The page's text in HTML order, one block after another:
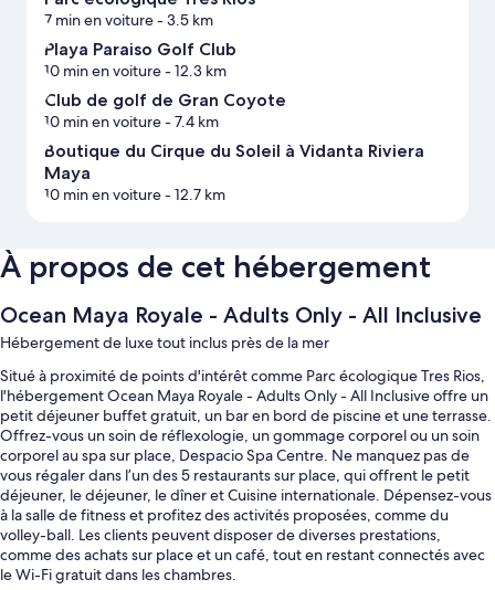
7 min en voiture- 3.5 km
Playa Paraiso Golf Club
10 min en voiture- 12.3 km
Club de golf de Gran Coyote
10 min en voiture- 7.4 km
Boutique du Cirque du Soleil à Vidanta Riviera
Maya
10 min en voiture- 12.7 km
À propos de cet hébergement
Ocean Maya Royale - Adults Only - All Inclusive
Hébergement de luxe tout inclus près de la mer
Situé à proximité de points d'intérêt comme Parc écologique Tres Rios,
l'hébergement Ocean Maya Royale - Adults Only - All Inclusive offre un
petit déjeuner buffet gratuit, un bar en bord de piscine et une terrasse.
Offrez-vous un soin de réflexologie, un gommage corporel ou un soin
corporel au spa sur place, Despacio Spa Centre. Ne manquez pas de
vous régaler dans l’un des 5 restaurants sur place, qui offrent le petit
déjeuner, le déjeuner, le dîner et Cuisine internationale. Dépensez-vous
à la salle de fitness et profitez des activités proposées, comme du
volley-ball. Les clients peuvent disposer de diverses prestations,
comme des achats sur place et un café, tout en restant connectés avec
le Wi-Fi gratuit dans les chambres.